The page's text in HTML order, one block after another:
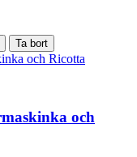
Ta bort
och